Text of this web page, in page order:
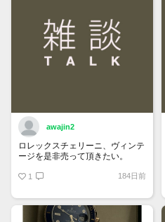
awajin2
ロレックスチェリーニ、ヴィンテ
ージを是非売って頂きたい。
1 184日前